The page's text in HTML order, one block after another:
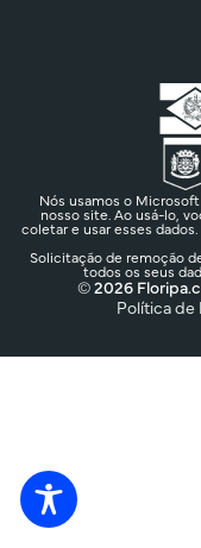
Nós usamos o
nosso site. Ao usá-lo,
coletar e usar esses
Solicitação de remoção
todos os seus
© 2026
Política de